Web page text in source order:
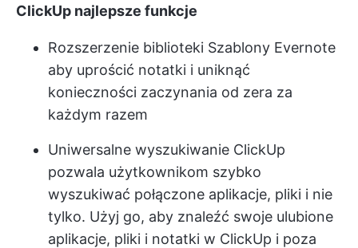
ClickUp najlepsze funkcje
Rozszerzenie biblioteki Szablony Evernote
aby uprościć notatki i uniknąć
konieczności zaczynania od zera za
każdym razem
Uniwersalne wyszukiwanie ClickUp
pozwala użytkownikom szybko
wyszukiwać połączone aplikacje, pliki i nie
tylko. Użyj go, aby znaleźć swoje ulubione
aplikacje, pliki i notatki w ClickUp i poza